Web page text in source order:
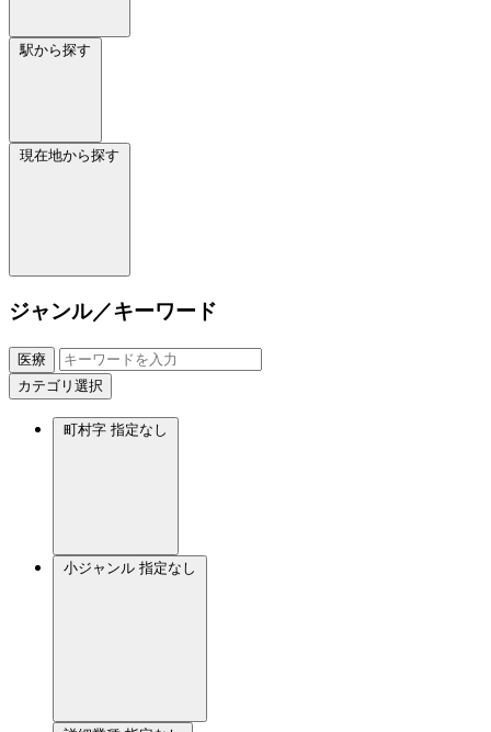
駅から探す
現在地から探す
ジャンル／キーワード
医療
カテゴリ選択
町村字 指定なし
小ジャンル 指定なし